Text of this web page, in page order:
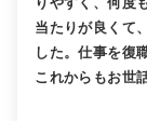
当たりが良くて
した。仕事を復
これからもお世